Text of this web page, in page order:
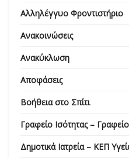
Αλληλέγγυο Φροντιστήριο
Ανακοινώσεις
Ανακύκλωση
Αποφάσεις
Βοήθεια στο Σπίτι
Γραφείο Ισότητας –
Δημοτικά Ιατρεία – ΚΕΠ